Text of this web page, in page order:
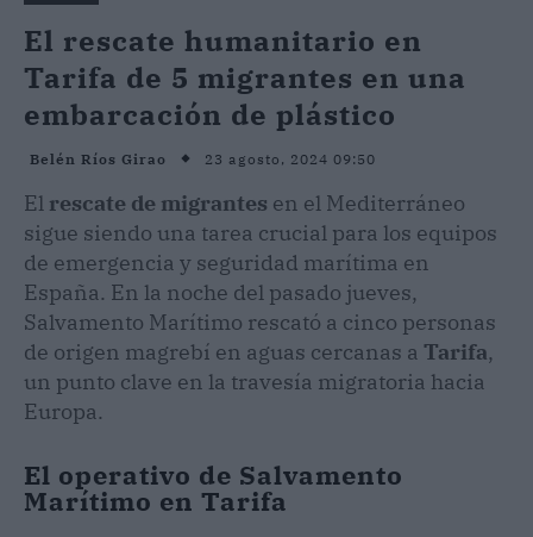
El rescate humanitario en
Tarifa de 5 migrantes en una
embarcación de plástico
Belén Ríos Girao 23 agosto, 2024 09:50
El rescate de migrantes en el Mediterráneo
sigue siendo una tarea crucial para los equipos
de emergencia y seguridad marítima en
España. En la noche del pasado jueves,
Salvamento Marítimo rescató a cinco personas
de origen magrebí en aguas cercanas a Tarifa,
un punto clave en la travesía migratoria hacia
Europa.
El operativo de Salvamento
Marítimo en Tarifa